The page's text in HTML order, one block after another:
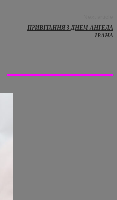
ПРИВІТАННЯ З ДНЕМ АНГЕЛА
ІВАНА